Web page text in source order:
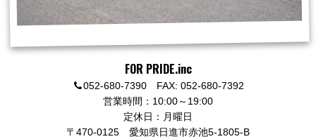
FOR PRIDE.inc
052-680-7390 FAX: 052-680-7392
営業時間：10:00～19:00
定休日：月曜日
〒470-0125 愛知県日進市赤池5-1805-B